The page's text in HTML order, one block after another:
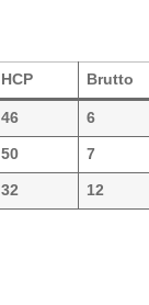
HCP Brutto
46 6
50 7
32 12